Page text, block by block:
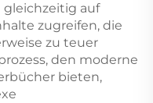
auf
zugreifen, die
zu teuer
den moderne
bieten,